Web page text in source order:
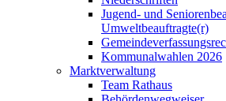
Jugend- und
Umweltbeauftragte(r)
Kommunalwahlen 2026
Marktverwaltung
Team Rathaus